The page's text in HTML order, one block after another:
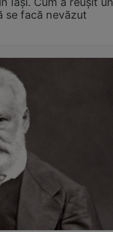
se facă nevăzut